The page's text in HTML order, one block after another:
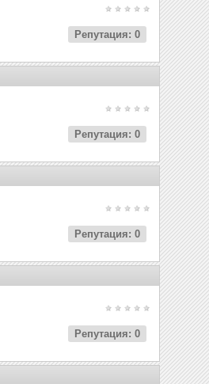
Репутация: 0
Репутация: 0
Репутация: 0
Репутация: 0